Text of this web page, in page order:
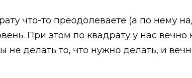
что-то преодолеваете (а по нему
При этом по квадрату у нас вечно
не делать то, что нужно делать, и